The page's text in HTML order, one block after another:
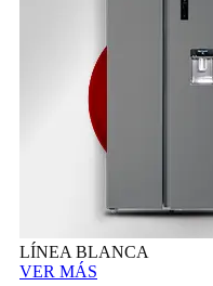
LÍNEA BLANCA
VER MÁS